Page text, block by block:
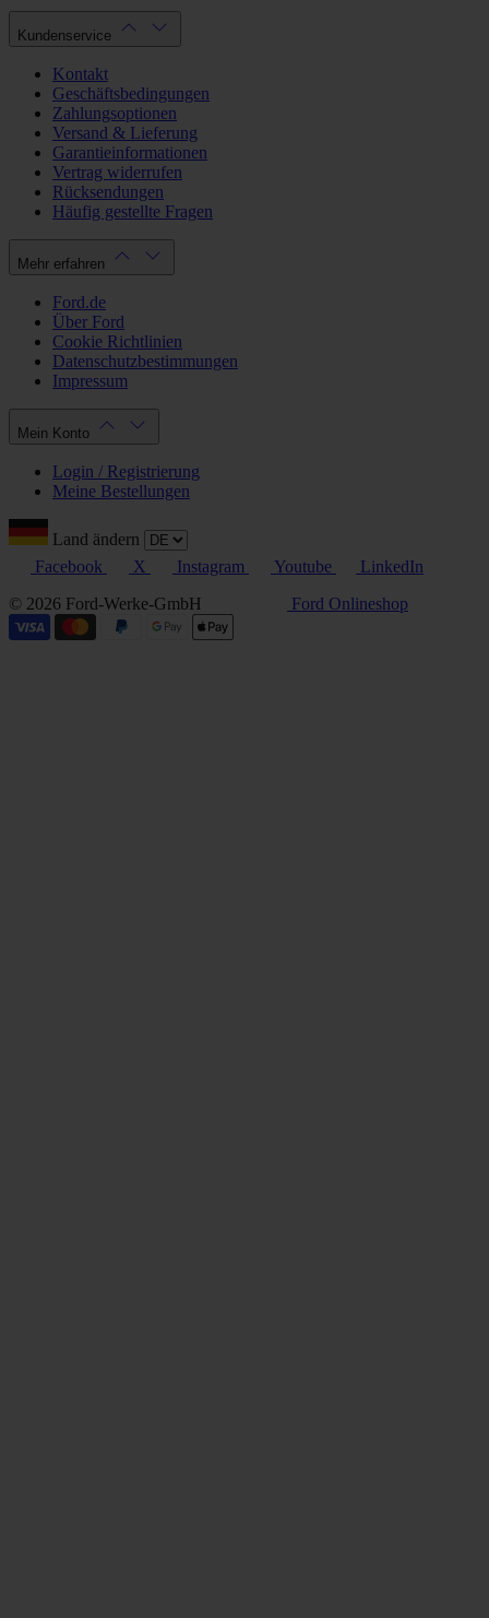
Kundenservice
Kontakt
Geschäftsbedingungen
Zahlungsoptionen
Versand & Lieferung
Garantieinformationen
Vertrag widerrufen
Rücksendungen
Häufig gestellte Fragen
Mehr erfahren
Ford.de
Über Ford
Cookie Richtlinien
Datenschutzbestimmungen
Impressum
Mein Konto
Login / Registrierung
Meine Bestellungen
Land ändern
Facebook
X Instagram Youtube
LinkedIn
© 2026 Ford-Werke-GmbH
Ford Onlineshop